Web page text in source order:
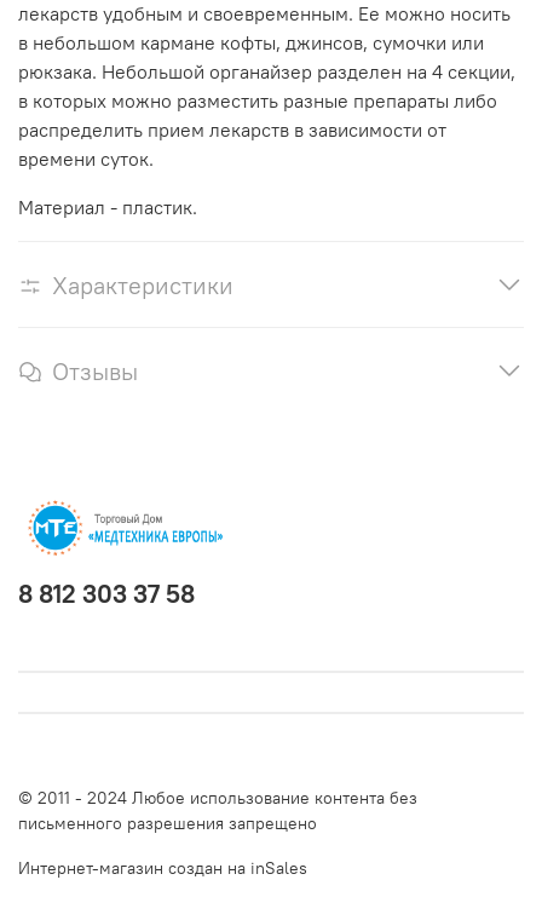
лекарств удобным и своевременным. Ее можно носить
в небольшом кармане кофты, джинсов, сумочки или
рюкзака. Небольшой органайзер разделен на 4 секции,
в которых можно разместить разные препараты либо
распределить прием лекарств в зависимости от
времени суток.
Материал - пластик.
Характеристики
Отзывы
8 812 303 37 58
© 2011 - 2024 Любое использование контента без
письменного разрешения запрещено
Интернет-магазин создан на inSales